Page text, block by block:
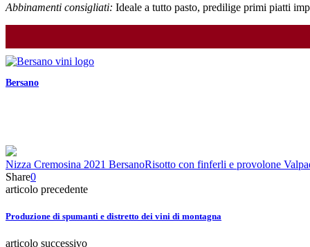
Abbinamenti consigliati: Ideale a tutto pasto, predilige primi piatti
Bersano
Nizza Cremosina 2021 BersanoRisotto con finferli e provolone
Share0
articolo precedente
Produzione di spumanti e distretto dei vini di montagna
articolo successivo